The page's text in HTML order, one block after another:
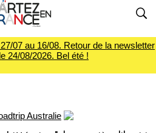
07 au 16/08. Retour de la newsletter
24/08/2026. Bel été !